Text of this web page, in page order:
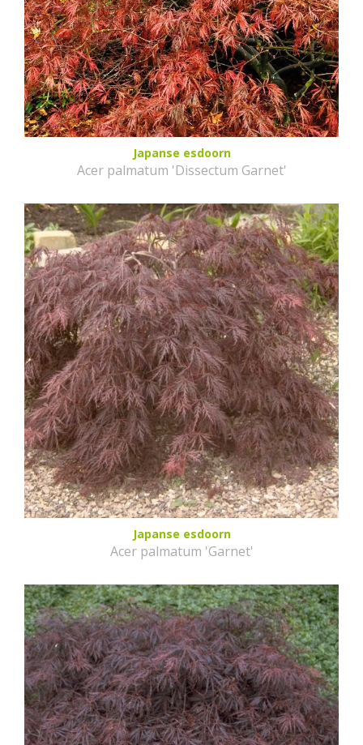
Japanse esdoorn
Acer palmatum 'Dissectum Garnet'
Japanse esdoorn
Acer palmatum 'Garnet'